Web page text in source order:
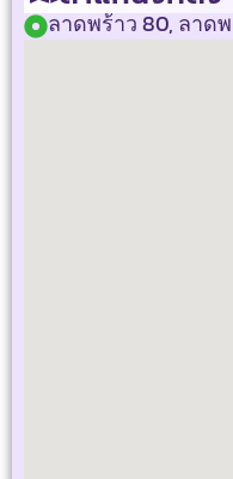
ลาดพร้าว 80, ลาด